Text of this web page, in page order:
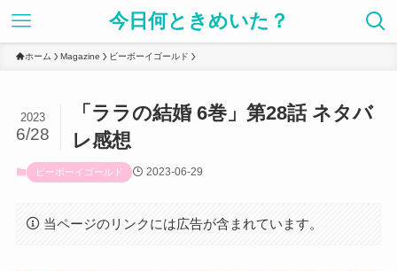
今日何ときめいた？
ホーム Magazine ビーボーイゴールド
「ララの結婚 6巻」第28話 ネタバ
レ感想
2023
6/28
ビーボーイゴールド 2023-06-29
当ページのリンクには広告が含まれています。